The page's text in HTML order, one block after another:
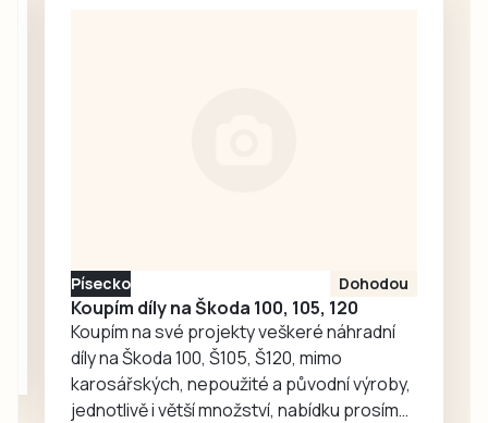
Písecko Dohodou
Koupím díly na Škoda 100, 105, 120
Koupím na své projekty veškeré náhradní
díly na Škoda 100, Š105, Š120, mimo
karosářských, nepoužité a původní výroby,
jednotlivě i větší množství, nabídku prosím